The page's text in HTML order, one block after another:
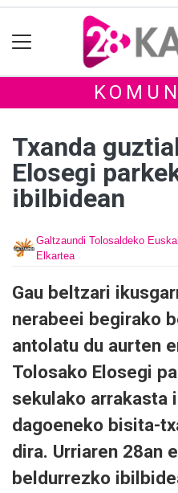
Txanda
Elosegi
ibilbidean
Galtzaundi Tolosaldeko
Elkartea
Gau beltzari
nerabeei begirako
antolatu du aurten
Tolosako Elosegi
sekulako arrakasta
dagoeneko bisita-
dira. Urriaren 28an
beldurrezko